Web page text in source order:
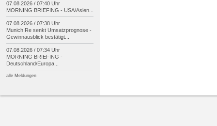
07.08.2026 / 07:40 Uhr
MORNING BRIEFING - USA/Asien...
07.08.2026 / 07:38 Uhr
Munich Re senkt Umsatzprognose -
Gewinnausblick bestätigt...
07.08.2026 / 07:34 Uhr
MORNING BRIEFING -
Deutschland/Europa...
alle Meldungen